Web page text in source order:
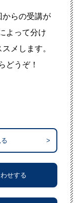
からの受講が
よって分け
メします。
どうぞ！
>
せする